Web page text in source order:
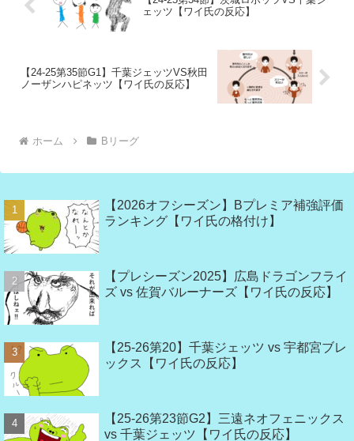
ェッツ【ワイ氏の反応】
【24-25第35節G1】千葉ジェッツVS秋田
ノーザンハピネッツ【ワイ氏の反応】
ホーム Bリーグ
【2026オフシーズン】Bプレミア補強評価
ランキング【ワイ氏の格付け】
【プレシーズン2025】広島ドラゴンフライ
ズ vs 佐賀バルーナーズ【ワイ氏の反応】
【25-26第20】千葉ジェッツ vs 宇都宮ブレ
ックス【ワイ氏の反応】
【25-26第23節G2】三遠ネオフェニックス
vs 千葉ジェッツ【ワイ氏の反応】